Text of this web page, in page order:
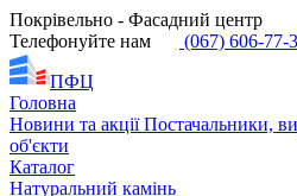
Покрівельно - Фасадний центр
Телефонуйте нам
(067) 606-77-
ПФЦ
Головна
Новини та акціїПостачальники,
об'єкти
Каталог
Натуральний камінь